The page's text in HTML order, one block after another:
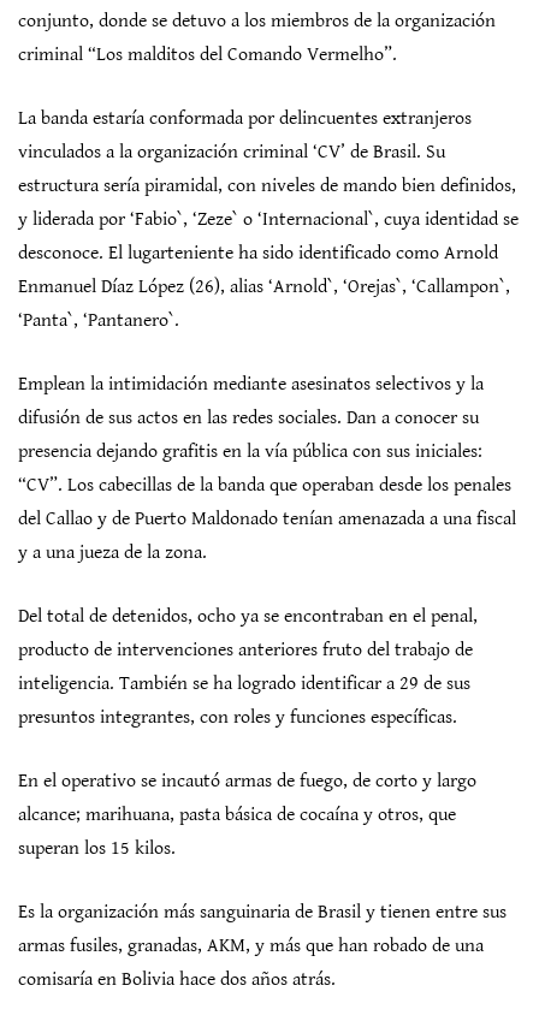
conjunto, donde se detuvo a los miembros de la organización
criminal “Los malditos del Comando Vermelho”.
La banda estaría conformada por delincuentes extranjeros
vinculados a la organización criminal ‘CV’ de Brasil. Su
estructura sería piramidal, con niveles de mando bien definidos,
y liderada por ‘Fabio`, ‘Zeze` o ‘Internacional`, cuya identidad se
desconoce. El lugarteniente ha sido identificado como Arnold
Enmanuel Díaz López (26), alias ‘Arnold`, ‘Orejas`, ‘Callampon`,
‘Panta`, ‘Pantanero`.
Emplean la intimidación mediante asesinatos selectivos y la
difusión de sus actos en las redes sociales. Dan a conocer su
presencia dejando grafitis en la vía pública con sus iniciales:
“CV”. Los cabecillas de la banda que operaban desde los penales
del Callao y de Puerto Maldonado tenían amenazada a una fiscal
y a una jueza de la zona.
Del total de detenidos, ocho ya se encontraban en el penal,
producto de intervenciones anteriores fruto del trabajo de
inteligencia. También se ha logrado identificar a 29 de sus
presuntos integrantes, con roles y funciones específicas.
En el operativo se incautó armas de fuego, de corto y largo
alcance; marihuana, pasta básica de cocaína y otros, que
superan los 15 kilos.
Es la organización más sanguinaria de Brasil y tienen entre sus
armas fusiles, granadas, AKM, y más que han robado de una
comisaría en Bolivia hace dos años atrás.